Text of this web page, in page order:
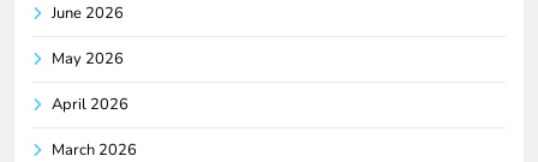
June 2026
May 2026
April 2026
March 2026